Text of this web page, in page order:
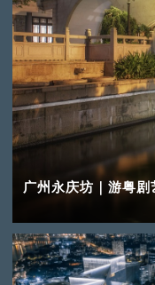
广州永庆坊｜游粤